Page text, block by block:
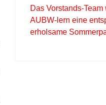
Das Vorstands-
AUBW-lern eine
erholsame